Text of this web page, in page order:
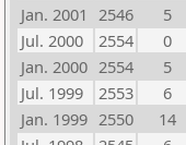
Jan. 2001 2546 5
Jul. 2000
2554 0
Jan. 2000 2554 5
Jul. 1999
2553 6
Jan. 1999 2550 14